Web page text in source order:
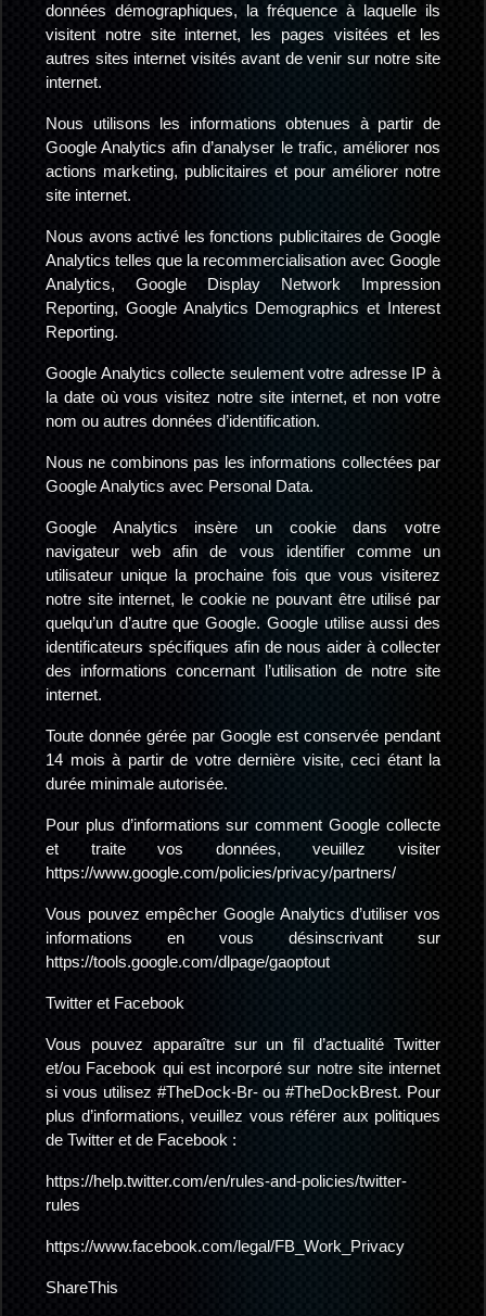
données démographiques, la fréquence à laquelle ils
visitent notre site internet, les pages visitées et les
autres sites internet visités avant de venir sur notre site
internet.
Nous utilisons les informations obtenues à partir de
Google Analytics afin d’analyser le trafic, améliorer nos
actions marketing, publicitaires et pour améliorer notre
site internet.
Nous avons activé les fonctions publicitaires de Google
Analytics telles que la recommercialisation avec Google
Analytics, Google Display Network Impression
Reporting, Google Analytics Demographics et Interest
Reporting.
Google Analytics collecte seulement votre adresse IP à
la date où vous visitez notre site internet, et non votre
nom ou autres données d’identification.
Nous ne combinons pas les informations collectées par
Google Analytics avec Personal Data.
Google Analytics insère un cookie dans votre
navigateur web afin de vous identifier comme un
utilisateur unique la prochaine fois que vous visiterez
notre site internet, le cookie ne pouvant être utilisé par
quelqu’un d’autre que Google. Google utilise aussi des
identificateurs spécifiques afin de nous aider à collecter
des informations concernant l’utilisation de notre site
internet.
Toute donnée gérée par Google est conservée pendant
14 mois à partir de votre dernière visite, ceci étant la
durée minimale autorisée.
Pour plus d’informations sur comment Google collecte
et traite vos données, veuillez visiter
https://www.google.com/policies/privacy/partners/
Vous pouvez empêcher Google Analytics d’utiliser vos
informations en vous désinscrivant sur
https://tools.google.com/dlpage/gaoptout
Twitter et Facebook
Vous pouvez apparaître sur un fil d’actualité Twitter
et/ou Facebook qui est incorporé sur notre site internet
si vous utilisez #TheDock-Br- ou #TheDockBrest. Pour
plus d’informations, veuillez vous référer aux politiques
de Twitter et de Facebook :
https://help.twitter.com/en/rules-and-policies/twitter-
rules
https://www.facebook.com/legal/FB_Work_Privacy
ShareThis